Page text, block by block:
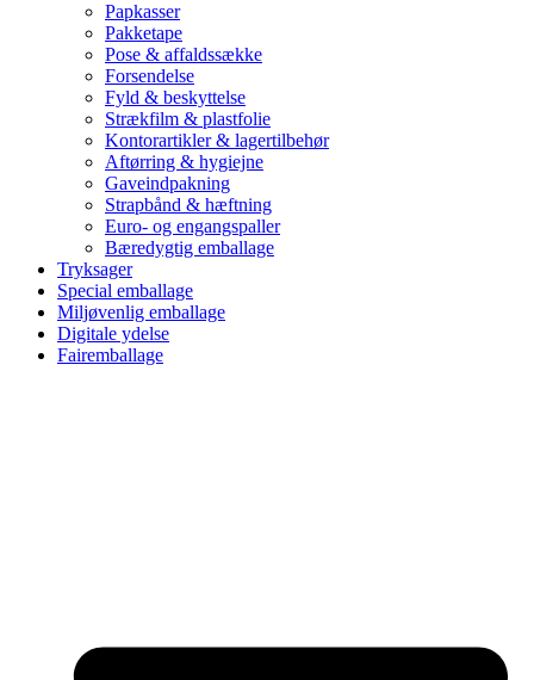
Papkasser
Pakketape
Pose & affaldssække
Forsendelse
Fyld & beskyttelse
Strækfilm & plastfolie
Kontorartikler & lagertilbehør
Aftørring & hygiejne
Gaveindpakning
Strapbånd & hæftning
Euro- og engangspaller
Bæredygtig emballage
Tryksager
Special emballage
Miljøvenlig emballage
Digitale ydelse
Fairemballage